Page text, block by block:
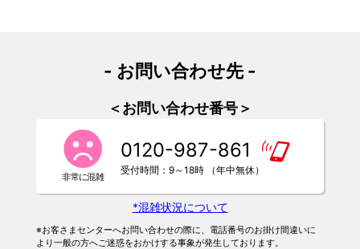
- お問い合わせ先 -
＜お問い合わせ番号＞
0120-987-861
受付時間：9～18時 （年中無休）
*混雑状況について
※お客さまセンターへお問い合わせの際に、電話番号のお掛け間違いに
より一般の方へご迷惑をおかけする事象が発生しております。